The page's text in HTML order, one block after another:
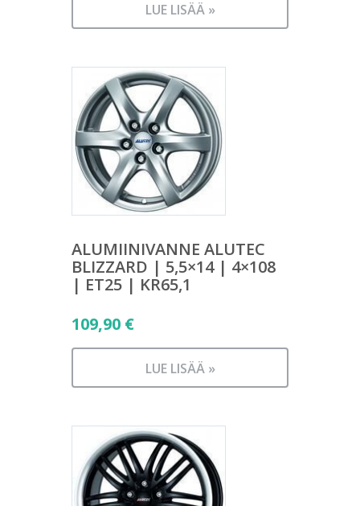
LUE LISÄÄ »
ALUMIINIVANNE ALUTEC
BLIZZARD | 5,5×14 | 4×108
| ET25 | KR65,1
109,90 €
LUE LISÄÄ »